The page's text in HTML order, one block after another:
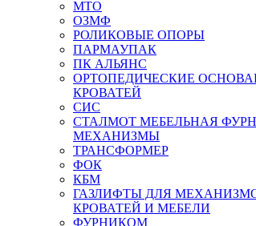
MTO
ОЗМФ
РОЛИКОВЫЕ ОПОРЫ
ПАРМАУПАК
ПК АЛЬЯНС
ОРТОПЕДИЧЕСКИЕ
КРОВАТЕЙ
СИС
СТАЛМОТ МЕБЕЛЬНАЯ
МЕХАНИЗМЫ
ТРАНСФОРМЕР
ФОК
КБМ
ГАЗЛИФТЫ ДЛЯ
КРОВАТЕЙ И МЕБЕЛИ
ФУРНИКОМ